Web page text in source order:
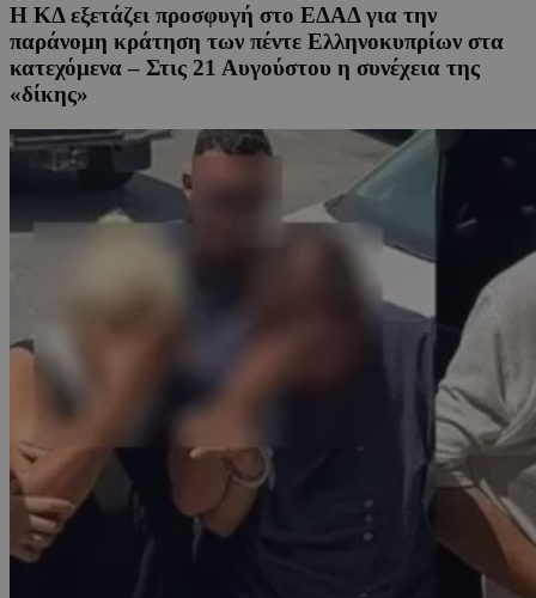
Η ΚΔ εξετάζει προσφυγή στο ΕΔΑΔ για την
παράνομη κράτηση των πέντε Ελληνοκυπρίων στα
κατεχόμενα – Στις 21 Αυγούστου η συνέχεια της
«δίκης»